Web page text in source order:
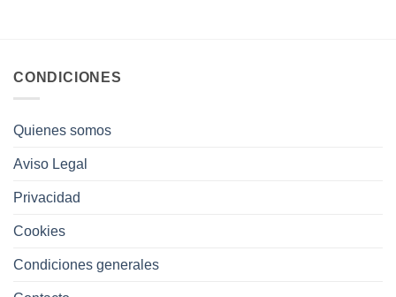
CONDICIONES
Quienes somos
Aviso Legal
Privacidad
Cookies
Condiciones generales